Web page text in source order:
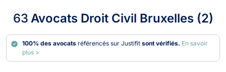
63 Avocats Droit Civil Bruxelles (2)
100% des avocats référencés sur Justifitsont vérifiés. En savoir
plus >